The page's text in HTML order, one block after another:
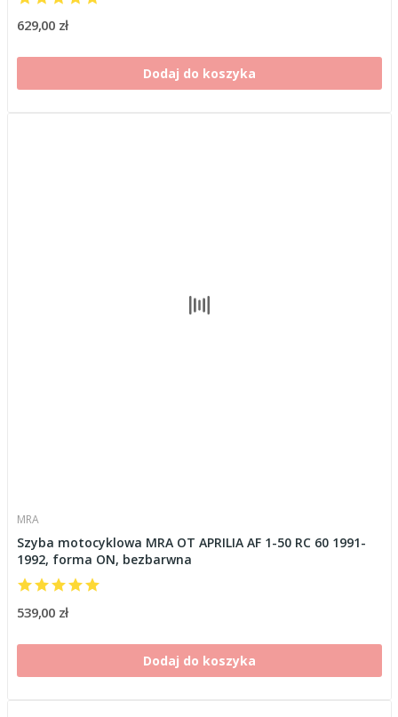
629,00 zł
Dodaj do koszyka
MRA
Szyba motocyklowa MRA OT APRILIA AF 1-50 RC 60 1991-
1992, forma ON, bezbarwna
539,00 zł
Dodaj do koszyka